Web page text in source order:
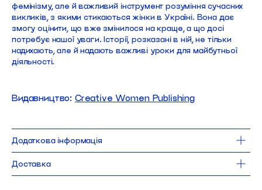
фемінізму, але й важливий інструмент розуміння сучасних
викликів, з якими стикаються жінки в Україні. Вона дає
змогу оцінити, що вже змінилося на краще, а що досі
потребує нашої уваги. Історії, розказані в ній, не тільки
надихають, але й надають важливі уроки для майбутньої
діяльності.
Видавництво: Creative Women Publishing
Додаткова інформація
14,5 x 21,5 см
282 сторінки
тверда обкладинка + суперобкладинка
Доставка